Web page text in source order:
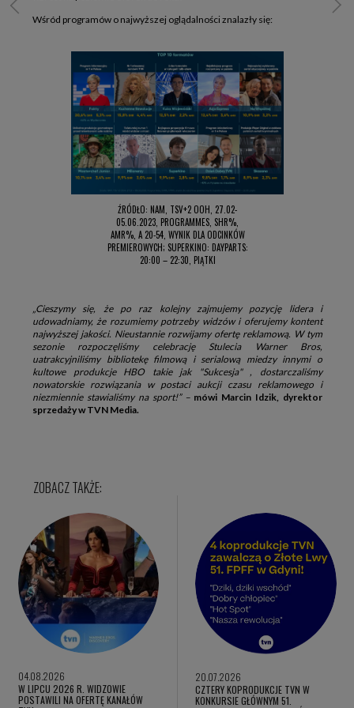
Wśród programów o najwyższej oglądalności znalazły się:
ŹRÓDŁO: NAM, TSV+2 OOH, 27.02-
05.06.2023, PROGRAMMES, SHR%,
AMR%, A 20-54, WYNIK DLA ODCINKÓW
PREMIEROWYCH; SUPERKINO: DAYPARTS:
20:00 – 22:30, PIĄTKI
„Cieszymy się, że po raz kolejny zajmujemy pozycję lidera i
udowadniamy, że rozumiemy potrzeby widzów i oferujemy kontent
najwyższej jakości. Nieustannie rozwijamy ofertę reklamową. W tym
sezonie rozpoczęliśmy celebrację Stulecia Warner Bros,
uatrakcyjniliśmy bibliotekę filmową i serialową miedzy innymi o
kultowe produkcje HBO takie jak "Sukcesja" , dostarczaliśmy
nowatorskie rozwiązania w postaci aukcji czasu reklamowego i
niezmiennie stawialiśmy na sport!” –mówi Marcin Idzik, dyrektor
sprzedaży w TVN Media.
04.08.2026
W LIPCU 2026 R. WIDZOWIE
POSTAWILI NA OFERTĘ KANAŁÓW
20.07.2026
CZTERY KOPRODUKCJE TVN W
KONKURSIE GŁÓWNYM 51.